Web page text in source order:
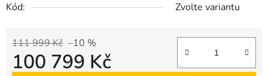
Kód:
Zvolte variantu
111 999 Kč –10 %
100 799 Kč